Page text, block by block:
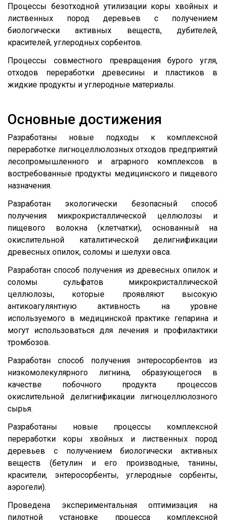
Процессы безотходной утилизации коры хвойных и
лиственных пород деревьев с получением
биологически активных веществ, дубителей,
красителей, углеродных сорбентов.
Процессы совместного превращения бурого угля,
отходов переработки древесины и пластиков в
жидкие продукты и углеродные материалы.
Основные достижения
Разработаны новые подходы к комплексной
переработке лигноцеллюлозных отходов предприятий
лесопромышленного и аграрного комплексов в
востребованные продукты медицинского и пищевого
назначения.
Разработан экологически безопасный способ
получения микрокристаллической целлюлозы и
пищевого волокна (клетчатки), основанный на
окислительной каталитической делигнификации
древесных опилок, соломы и шелухи овса.
Разработан способ получения из древесных опилок и
соломы сульфатов микрокристаллической
целлюлозы, которые проявляют высокую
антикоагулянтную активность на уровне
используемого в медицинской практике гепарина и
могут использоваться для лечения и профилактики
тромбозов.
Разработан способ получения энтеросорбентов из
низкомолекулярного лигнина, образующегося в
качестве побочного продукта процессов
окислительной делигнификации лигноцеллюлозного
сырья.
Разработаны новые процессы комплексной
переработки коры хвойных и лиственных пород
деревьев с получением биологически активных
веществ (бетулин и его производные, танины,
красители, энтеросорбенты, углеродные сорбенты,
аэрогели).
Проведена экспериментальная оптимизация на
пилотной установке процесса комплексной